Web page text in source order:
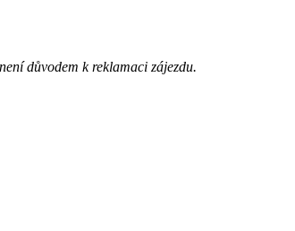
důvodem k reklamaci zájezdu.